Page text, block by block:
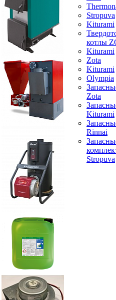
Stropuva
Kiturami
котлы
Kiturami
Zota
Kiturami
Olympia
Zota
Kiturami
Rinnai
Stropuva